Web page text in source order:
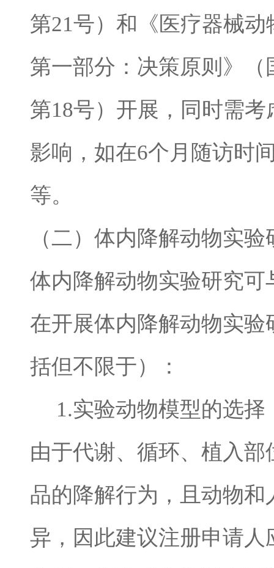
第21号）和《医疗器械
第一部分：决策原则》
第18号）开展，同时需
影响，如在6个月随访时
等。
（二）体内降解动物实验
体内降解动物实验研究
在开展体内降解动物实
括但不限于）：
1.实验动物模型的选择
由于代谢、循环、植入
品的降解行为，且动物
异，因此建议注册申请